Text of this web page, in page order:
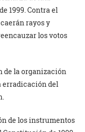
1999. Contra el
rayos y
los votos
de la organización
erradicación del
de los instrumentos